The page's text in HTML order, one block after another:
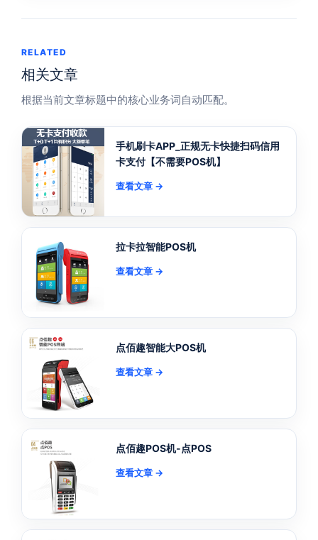
RELATED
相关文章
根据当前文章标题中的核心业务词自动匹配。
手机刷卡APP_正规无卡快捷扫码信用
卡支付【不需要POS机】
查看文章 →
拉卡拉智能POS机
查看文章 →
点佰趣智能大POS机
查看文章 →
点佰趣POS机-点POS
查看文章 →